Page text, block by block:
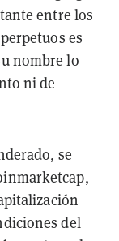
entre los
es
nombre lo
ni de
se
del